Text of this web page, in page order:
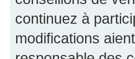
continuez à
modifications